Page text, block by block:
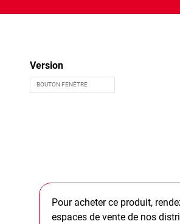
Version
Pour acheter ce produit,
espaces de vente de nos